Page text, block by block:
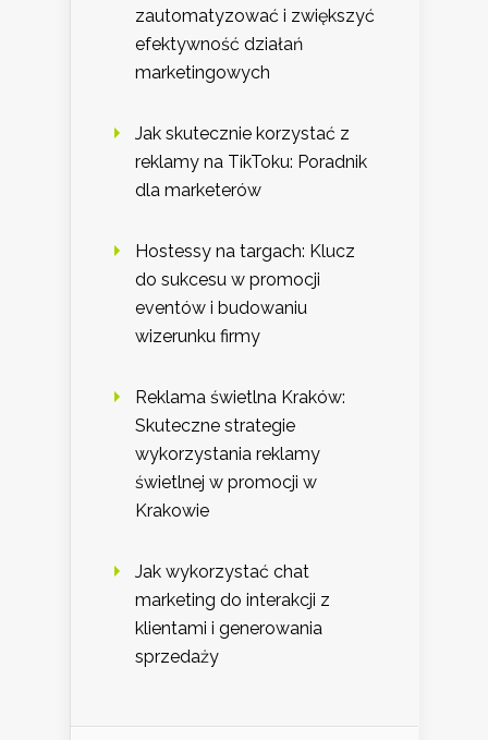
zautomatyzować i zwiększyć
efektywność działań
marketingowych
Jak skutecznie korzystać z
reklamy na TikToku: Poradnik
dla marketerów
Hostessy na targach: Klucz
do sukcesu w promocji
eventów i budowaniu
wizerunku firmy
Reklama świetlna Kraków:
Skuteczne strategie
wykorzystania reklamy
świetlnej w promocji w
Krakowie
Jak wykorzystać chat
marketing do interakcji z
klientami i generowania
sprzedaży